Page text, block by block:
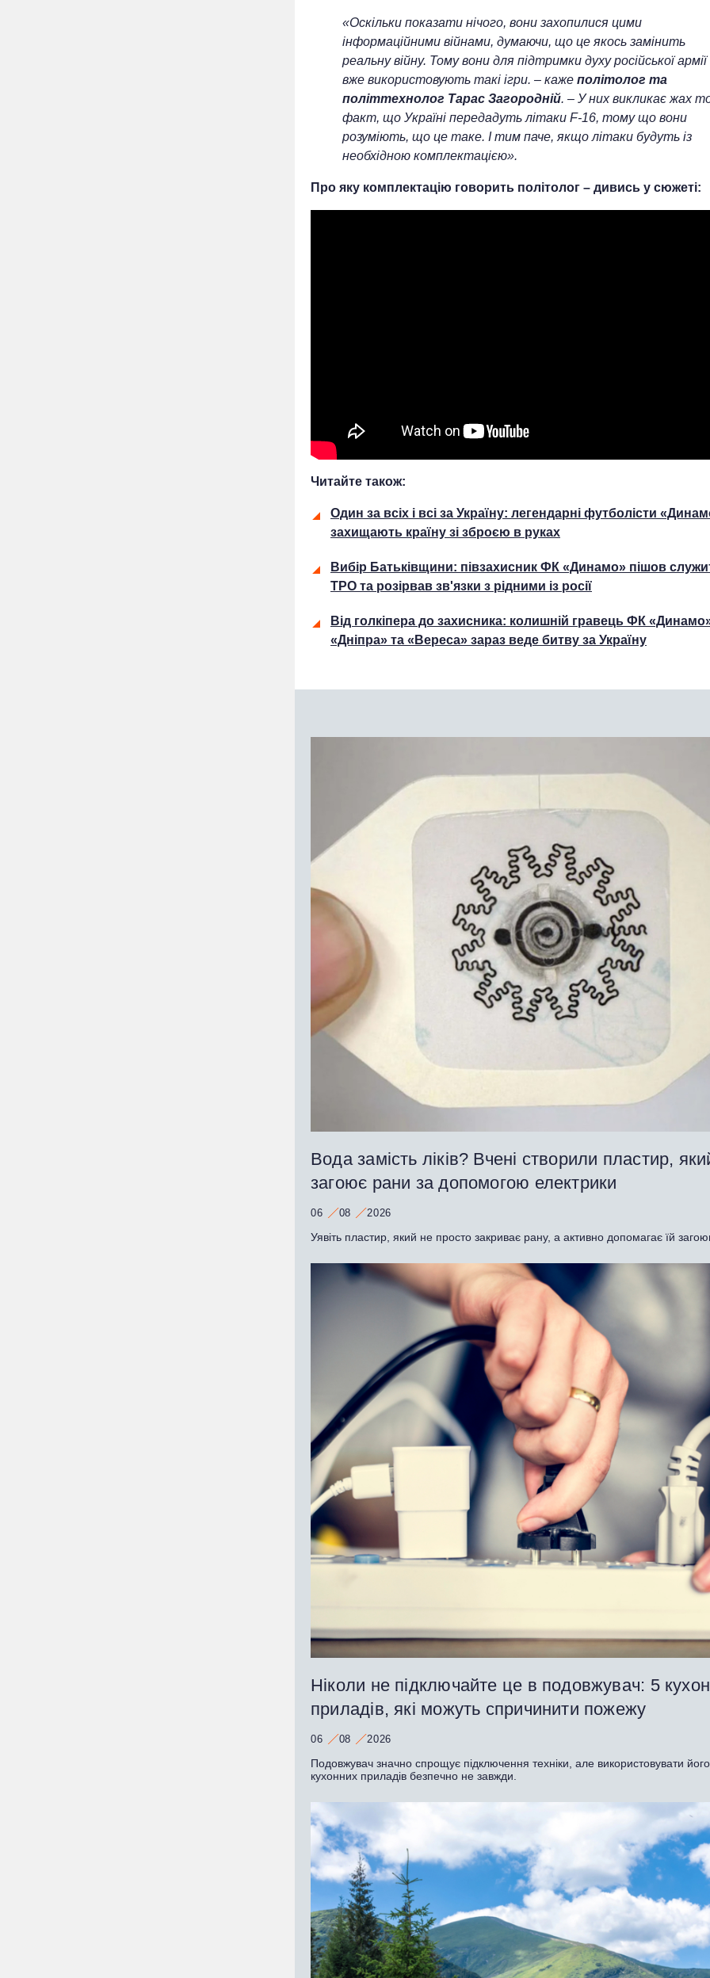
«Оскільки показати нічого, вони захопилися цими
інформаційними війнами, думаючи, що це якось замінить
реальну війну. Тому вони для підтримки духу російської армії
вже використовують такі ігри. – каже політолог та
політтехнолог Тарас Загородній. – У них викликає жах
факт, що Україні передадуть літаки F-16, тому що вони
розуміють, що це таке. І тим паче, якщо літаки будуть із
необхідною комплектацією».
Про яку комплектацію говорить політолог – дивись у сюжеті:
Читайте також:
Один за всіх і всі за Україну: легендарні футболісти
захищають країну зі зброєю в руках
Вибір Батьківщини: півзахисник ФК «Динамо» пішов
ТРО та розірвав зв'язки з рідними із росії
Від голкіпера до захисника: колишній гравець ФК
«Дніпра» та «Вереса» зараз веде битву за Україну
Вода замість ліків? Вчені створили пластир,
загоює рани за допомогою електрики
06 08 2026
Уявіть пластир, який не просто закриває рану, а активно допомагає їй
Ніколи не підключайте це в подовжувач: 5
приладів, які можуть спричинити пожежу
06 08 2026
Подовжувач значно спрощує підключення техніки, але використовувати
кухонних приладів безпечно не завжди.